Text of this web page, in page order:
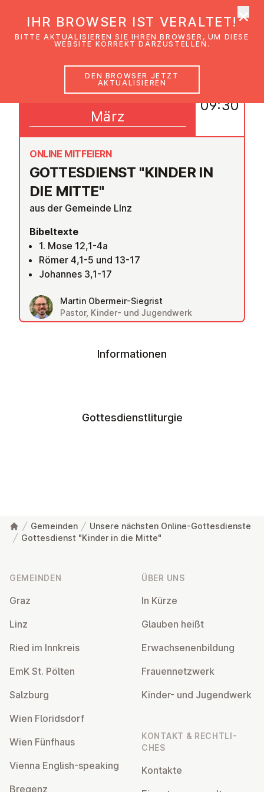
GOT­TES­DIENST "KINDER IN
DIE MITTE"
ONLINE MITFEIERN
aus der Gemeinde LInz
Bibeltexte
1. Mose 12,1-4a
Römer 4,1-5 und 13-17
Johannes 3,1-17
Martin Obermeir-Siegrist
Pastor, Kinder- und Jugendwerk
01
März
09:30
Informationen
Gottesdienstliturgie
Gemeinden
Unsere nächsten Online-Gottesdienste
Gottesdienst "Kinder in die Mitte"
GEMEINDEN
Graz
Linz
Ried im Innkreis
EmK St. Pölten
Salzburg
Wien Flo­rids­dorf
Wien Fünfhaus
Vienna English-speaking
Bregenz
ÜBER UNS
In Kürze
Glauben heißt
Er­wach­se­nen­bil­dung
Frau­en­netz­werk
Kinder- und Ju­gend­werk
KONTAKT & RECHT­LI­
CHES
Kontakte
IHR BROWSER IST VERALTET!
BITTE AKTUALISIEREN SIE IHREN BROWSER, UM DIESE
WEBSITE KORREKT DARZUSTELLEN.
DEN BROWSER JETZT
AKTUALISIEREN
×